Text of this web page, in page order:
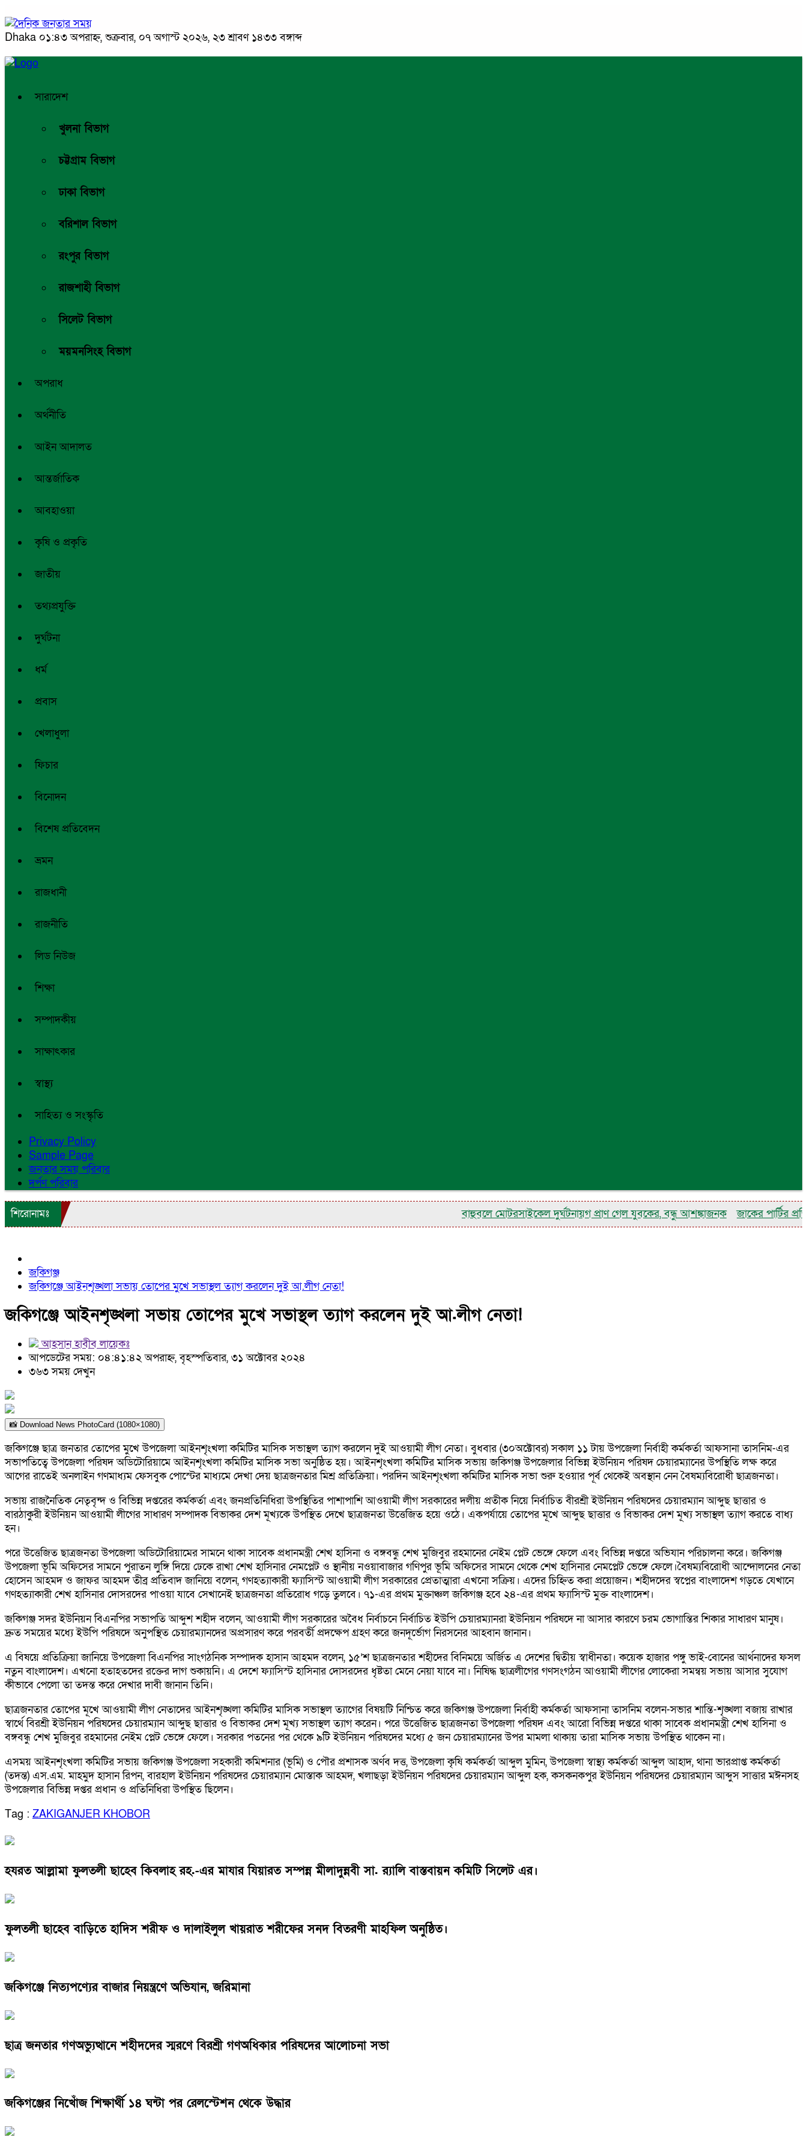
Dhaka ০১:৪৩ অপরাহ্ন, শুক্রবার, ০৭ অগাস্ট ২০২৬, ২৩ শ্রাবণ ১৪৩৩ বঙ্গাব্দ
সারাদেশ
খুলনা বিভাগ
চট্টগ্রাম বিভাগ
ঢাকা বিভাগ
বরিশাল বিভাগ
রংপুর বিভাগ
রাজশাহী বিভাগ
সিলেট বিভাগ
ময়মনসিংহ বিভাগ
অপরাধ
অর্থনীতি
আইন আদালত
আন্তর্জাতিক
আবহাওয়া
কৃষি ও প্রকৃতি
জাতীয়
তথ্যপ্রযুক্তি
দুর্ঘটনা
ধর্ম
প্রবাস
খেলাধুলা
ফিচার
বিনোদন
বিশেষ প্রতিবেদন
ভ্রমন
রাজধানী
রাজনীতি
লিড নিউজ
শিক্ষা
সম্পাদকীয়
সাক্ষাৎকার
স্বাস্থ্য
সাহিত্য ও সংস্কৃতি
Privacy Policy
Sample Page
জনতার সময় পরিবার
দর্পণ পরিবার
শিরোনামঃ বাহুবলে মোটরসাইকেল দুর্ঘটনায়গ প্রাণ গেল যুবকের, বন্ধু আশঙ্কাজনক জাকের পার্টির
জকিগঞ্জ
জকিগঞ্জে আইনশৃঙ্খলা সভায় তোপের মুখে সভাস্থল ত্যাগ করলেন দুই আ.লীগ নেতা!
জকিগঞ্জে আইনশৃঙ্খলা সভায় তোপের মুখে সভাস্থল ত্যাগ করলেন দুই আ.লীগ নেতা!
আহসান হাবীব লায়েকঃ
আপডেটের সময়: ০৪:৪১:৪২ অপরাহ্ন, বৃহস্পতিবার, ৩১ অক্টোবর ২০২৪
৩৬৩ সময় দেখুন
📸 Download News PhotoCard (1080×1080)
জকিগঞ্জে ছাত্র জনতার তোপের মুখে উপজেলা আইনশৃংখলা কমিটির মাসিক সভাস্থল ত্যাগ করলেন দুই আওয়ামী লীগ নেতা। বুধবার (৩০অক্টোবর) সকাল ১১ টায় উপজেলা নির্বাহী কর্মকর্তা আফসানা তাসনিম-এর
সভাপতিত্বে উপজেলা পরিষদ অডিটোরিয়ামে আইনশৃংখলা কমিটির মাসিক সভা অনুষ্ঠিত হয়। আইনশৃংখলা কমিটির মাসিক সভায় জকিগঞ্জ উপজেলার বিভিন্ন ইউনিয়ন পরিষদ চেয়ারম্যানের উপস্থিতি লক্ষ করে
আগের রাতেই অনলাইন গণমাধ্যম ফেসবুক পোস্টের মাধ্যমে দেখা দেয় ছাত্রজনতার মিশ্র প্রতিক্রিয়া। পরদিন আইনশৃংখলা কমিটির মাসিক সভা শুরু হওয়ার পূর্ব থেকেই অবস্থান নেন বৈষম্যবিরোধী ছাত্রজনতা।
সভায় রাজনৈতিক নেতৃবৃন্দ ও বিভিন্ন দপ্তরের কর্মকর্তা এবং জনপ্রতিনিধিরা উপস্থিতির পাশাপাশি আওয়ামী লীগ সরকারের দলীয় প্রতীক নিয়ে নির্বাচিত বীরশ্রী ইউনিয়ন পরিষদের চেয়ারম্যান আব্দুছ ছাত্তার ও
বারঠাকুরী ইউনিয়ন আওয়ামী লীগের সাধারণ সম্পাদক বিভাকর দেশ মূখ্যকে উপস্থিত দেখে ছাত্রজনতা উত্তেজিত হয়ে ওঠে। একপর্যায়ে তোপের মূখে আব্দুছ ছাত্তার ও বিভাকর দেশ মূখ্য সভাস্থল ত্যাগ করতে বাধ্য
হন।
পরে উত্তেজিত ছাত্রজনতা উপজেলা অডিটোরিয়ামের সামনে থাকা সাবেক প্রধানমন্ত্রী শেখ হাসিনা ও বঙ্গবন্ধু শেখ মুজিবুর রহমানের নেইম প্লেট ভেঙ্গে ফেলে এবং বিভিন্ন দপ্তরে অভিযান পরিচালনা করে। জকিগঞ্জ
উপজেলা ভূমি অফিসের সামনে পুরাতন লুঙ্গি দিয়ে ঢেকে রাখা শেখ হাসিনার নেমপ্লেট ও স্থানীয় নওয়াবাজার গণিপুর ভূমি অফিসের সামনে থেকে শেখ হাসিনার নেমপ্লেট ভেঙ্গে ফেলে।বৈষম্যবিরোধী আন্দোলনের নেতা
হোসেন আহমদ ও জাফর আহমদ তীব্র প্রতিবাদ জানিয়ে বলেন, গণহত্যাকারী ফ্যাসিস্ট আওয়ামী লীগ সরকারের প্রেতাত্মারা এখনো সক্রিয়। এদের চিহ্নিত করা প্রয়োজন। শহীদদের স্বপ্নের বাংলাদেশ গড়তে যেখানে
গণহত্যাকারী শেখ হাসিনার দোসরদের পাওয়া যাবে সেখানেই ছাত্রজনতা প্রতিরোধ গড়ে তুলবে। ৭১-এর প্রথম মুক্তাঞ্চল জকিগঞ্জ হবে ২৪-এর প্রথম ফ্যাসিস্ট মুক্ত বাংলাদেশ।
জকিগঞ্জ সদর ইউনিয়ন বিএনপির সভাপতি আব্দুশ শহীদ বলেন, আওয়ামী লীগ সরকারের অবৈধ নির্বাচনে নির্বাচিত ইউপি চেয়ারম্যানরা ইউনিয়ন পরিষদে না আসার কারণে চরম ভোগান্তির শিকার সাধারণ মানুষ।
দ্রুত সময়ের মধ্যে ইউপি পরিষদে অনুপস্থিত চেয়ারম্যানদের অপ্রসারণ করে পরবর্তী প্রদক্ষেপ গ্রহণ করে জনদূর্ভোগ নিরসনের আহবান জানান।
এ বিষয়ে প্রতিক্রিয়া জানিয়ে উপজেলা বিএনপির সাংগঠনিক সম্পাদক হাসান আহমদ বলেন, ১৫’শ ছাত্রজনতার শহীদের বিনিময়ে অর্জিত এ দেশের দ্বিতীয় স্বাধীনতা। কয়েক হাজার পঙ্গু ভাই-বোনের আর্থনাদের ফসল
নতুন বাংলাদেশ। এখনো হতাহতদের রক্তের দাগ শুকায়নি। এ দেশে ফ্যাসিস্ট হাসিনার দোসরদের ধৃষ্টতা মেনে নেয়া যাবে না। নিষিদ্ধ ছাত্রলীগের গণসংগঠন আওয়ামী লীগের লোকেরা সমন্বয় সভায় আসার সুযোগ
কীভাবে পেলো তা তদন্ত করে দেখার দাবী জানান তিনি।
ছাত্রজনতার তোপের মূখে আওয়ামী লীগ নেতাদের আইনশৃঙ্খলা কমিটির মাসিক সভাস্থল ত্যাগের বিষয়টি নিশ্চিত করে জকিগঞ্জ উপজেলা নির্বাহী কর্মকর্তা আফসানা তাসনিম বলেন-সভার শান্তি-শৃঙ্খলা বজায় রাখার
স্বার্থে বিরশ্রী ইউনিয়ন পরিষদের চেয়ারম্যান আব্দুছ ছাত্তার ও বিভাকর দেশ মূখ্য সভাস্থল ত্যাগ করেন। পরে উত্তেজিত ছাত্রজনতা উপজেলা পরিষদ এবং আরো বিভিন্ন দপ্তরে থাকা সাবেক প্রধানমন্ত্রী শেখ হাসিনা ও
বঙ্গবন্ধু শেখ মুজিবুর রহমানের নেইম প্লেট ভেঙ্গে ফেলে। সরকার পতনের পর থেকে ৯টি ইউনিয়ন পরিষদের মধ্যে ৫ জন চেয়ারম্যানের উপর মামলা থাকায় তারা মাসিক সভায় উপস্থিত থাকেন না।
এসময় আইনশৃংখলা কমিটির সভায় জকিগঞ্জ উপজেলা সহকারী কমিশনার (ভূমি) ও পৌর প্রশাসক অর্ণব দত্ত, উপজেলা কৃষি কর্মকর্তা আব্দুল মুমিন, উপজেলা স্বাস্থ্য কর্মকর্তা আব্দুল আহাদ, থানা ভারপ্রাপ্ত কর্মকর্তা
(তদন্ত) এস.এম. মাহমুদ হাসান রিপন, বারহাল ইউনিয়ন পরিষদের চেয়ারম্যান মোস্তাক আহমদ, খলাছড়া ইউনিয়ন পরিষদের চেয়ারম্যান আব্দুল হক, কসকনকপুর ইউনিয়ন পরিষদের চেয়ারম্যান আব্দুস সাত্তার মঈনসহ
উপজেলার বিভিন্ন দপ্তর প্রধান ও প্রতিনিধিরা উপস্থিত ছিলেন।
Tag : ZAKIGANJER KHOBOR
হযরত আল্লামা ফুলতলী ছাহেব কিবলাহ রহ.-এর মাযার যিয়ারত সম্পন্ন ‎‎মীলাদুন্নবী সা. র‍্যালি বাস্তবায়ন কমিটি সিলেট এর।
ফুলতলী ছাহেব বাড়িতে হাদিস শরীফ ও দালাইলুল খায়রাত শরীফের সনদ বিতরণী মাহফিল অনুষ্ঠিত।
জকিগঞ্জে নিত্যপণ্যের বাজার নিয়ন্ত্রণে অভিযান, জরিমানা
ছাত্র জনতার গণঅভ্যুত্থানে শহীদদের স্মরণে বিরশ্রী গণঅধিকার পরিষদের আলোচনা সভা
জকিগঞ্জের নিখোঁজ শিক্ষার্থী ১৪ ঘন্টা পর রেলস্টেশন থেকে উদ্ধার